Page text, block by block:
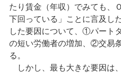
たり賃金（年収）でみても、
下回っている」ことに言及し
した要因について、①パート
の短い労働者の増加、②交易
る。
しかし、最も大きな要因は